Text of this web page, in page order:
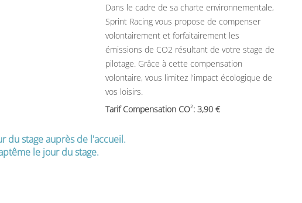
Dans le cadre de sa charte environnementale,
Sprint Racing vous propose de compenser
volontairement et forfaitairement les
émissions de CO2 résultant de votre stage de
pilotage. Grâce à cette compensation
volontaire, vous limitez l'impact écologique de
vos loisirs.
Tarif Compensation CO2: 3,90
du stage auprès de l'accueil.
le jour du stage.